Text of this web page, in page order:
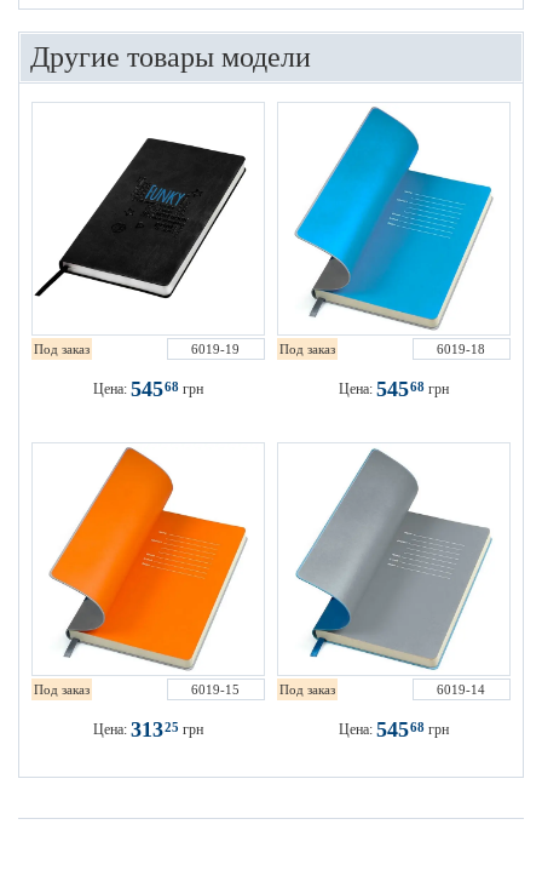
Другие товары модели
Под заказ 6019-19
Цена: 54568 грн
Под заказ 6019-18
Цена: 54568 грн
Под заказ 6019-15
Цена: 31325 грн
Под заказ 6019-14
Цена: 54568 грн